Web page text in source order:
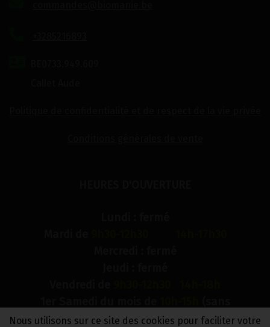
Nous utilisons sur ce site des cookies pour faciliter votre
interruption)